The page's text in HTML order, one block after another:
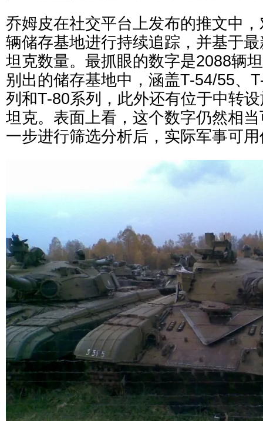
乔姆皮在社交平台上发布的推文中
辆储存基地进行持续追踪，并基于
坦克数量。最抓眼的数字是2088辆
别出的储存基地中，涵盖T-54/55、
列和T-80系列，此外还有位于中转
坦克。表面上看，这个数字仍然相
一步进行筛选分析后，实际军事可